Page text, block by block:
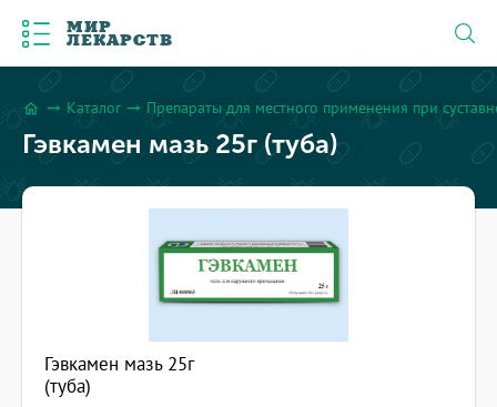
МИР
ЛЕКАРСТВ
home arrow_right_alt Каталог arrow_right_alt Препараты для местного применения при
Гэвкамен мазь 25г (туба)
Гэвкамен мазь 25г
(туба)